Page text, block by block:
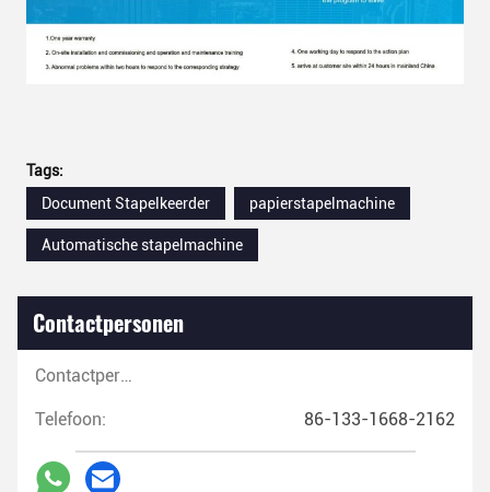
Tags:
Document Stapelkeerder
papierstapelmachine
Automatische stapelmachine
Contactpersonen
Contactpersonen:
Telefoon: 86-133-1668-2162